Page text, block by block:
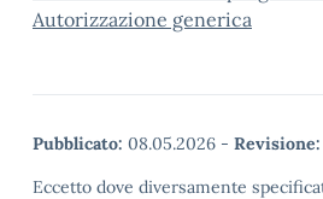
Autorizzazione generica
Pubblicato: 08.05.2026 - Revisione:
Eccetto dove diversamente